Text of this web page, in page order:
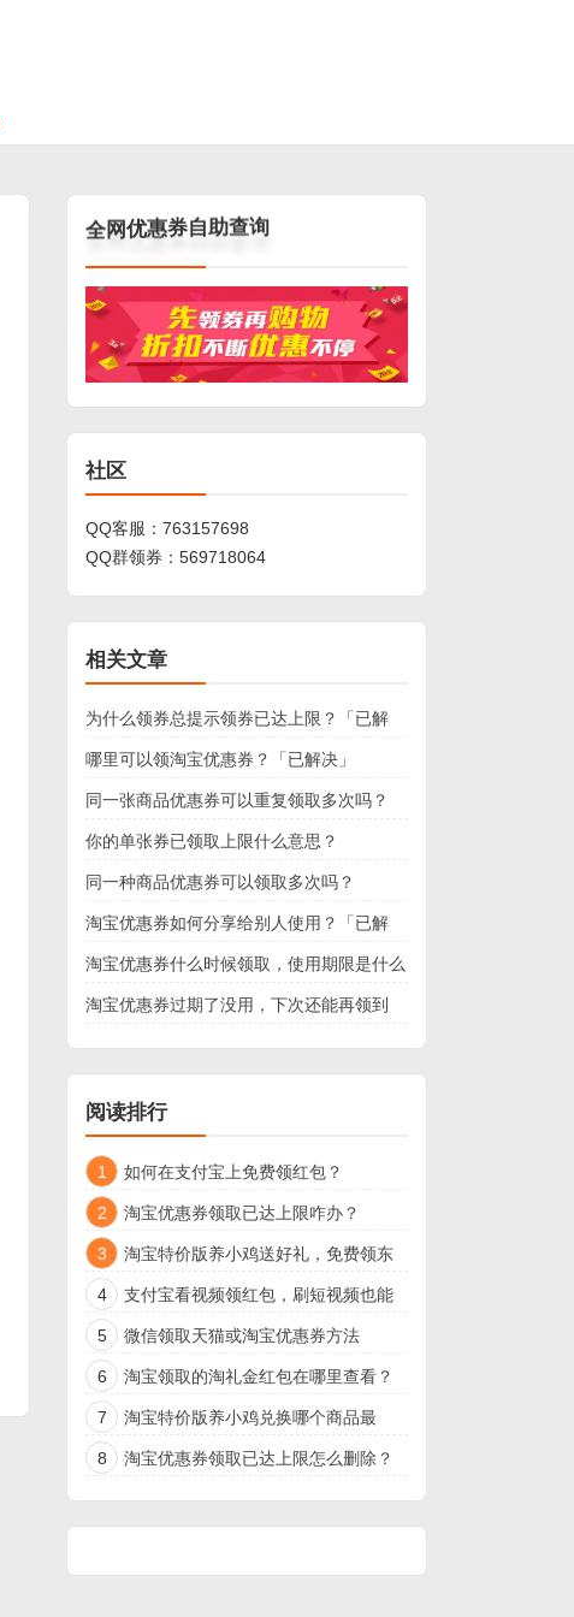
全网优惠券自助查询
社区
QQ客服： 763157698
QQ群领券： 569718064
相关文章
为什么领券总提示领券已达上限？「已解
决」
哪里可以领淘宝优惠券？「已解决」
同一张商品优惠券可以重复领取多次吗？
你的单张券已领取上限什么意思？
同一种商品优惠券可以领取多次吗？
淘宝优惠券如何分享给别人使用？「已解
决」
淘宝优惠券什么时候领取，使用期限是什么
时候？
淘宝优惠券过期了没用，下次还能再领到
阅读排行
1 如何在支付宝上免费领红包？
2 淘宝优惠券领取已达上限咋办？
3
淘宝特价版养小鸡送好礼，免费领东
西4
支付宝看视频领红包，刷短视频也能
领现金了
5 微信领取天猫或淘宝优惠券方法
6 淘宝领取的淘礼金红包在哪里查看？
7
淘宝特价版养小鸡兑换哪个商品最
好？
8 淘宝优惠券领取已达上限怎么删除？